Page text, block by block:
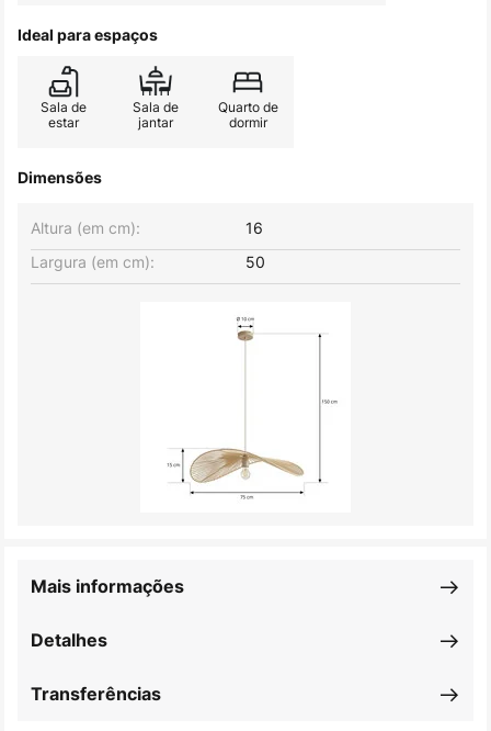
Ideal para espaços
Sala de
estar
Sala de
jantar
Quarto de
dormir
Dimensões
Largura (em cm): 50
Altura (em cm): 16
Detalhes
Mais informações
Transferências